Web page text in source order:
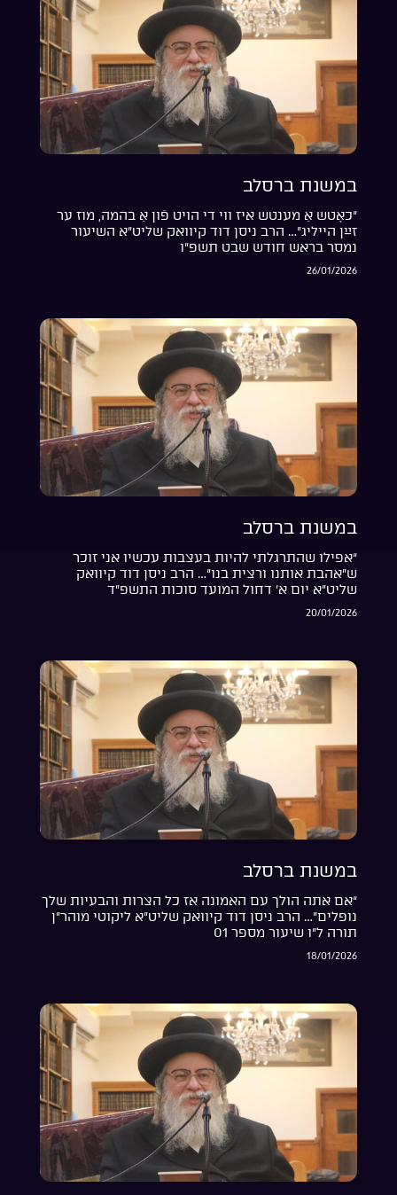
במשנת ברסלב
“כאָטש אַ מענטש איז ווי די הויט פֿון אַ בהמה, מוז ער
זײַן הייליג”… הרב ניסן דוד קיוואק שליט”א השיעור
נמסר בראש חודש שבט תשפ”ו
26/01/2026
במשנת ברסלב
“אפילו שהתרגלתי להיות בעצבות עכשיו אני זוכר
ש”אהבת אותנו ורצית בנו”… הרב ניסן דוד קיוואק
שליט”א יום א’ דחול המועד סוכות התשפ”ד
20/01/2026
במשנת ברסלב
“אם אתה הולך עם האמונה אז כל הצרות והבעיות שלך
נופלים”… הרב ניסן דוד קיוואק שליט”א ליקוטי מוהר”ן
תורה ל”ו שיעור מספר 01
18/01/2026